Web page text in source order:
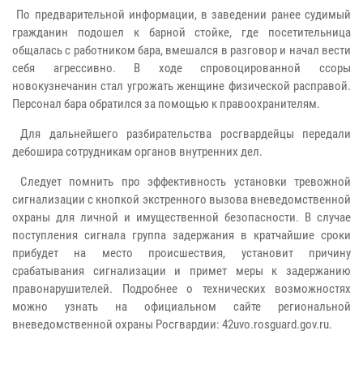
По предварительной информации, в заведении ранее судимый
гражданин подошел к барной стойке, где посетительница
общалась с работником бара, вмешался в разговор и начал вести
себя агрессивно. В ходе спровоцированной ссоры
новокузнечанин стал угрожать женщине физической расправой.
Персонал бара обратился за помощью к правоохранителям.
Для дальнейшего разбирательства росгвардейцы передали
дебошира сотрудникам органов внутренних дел.
Следует помнить про эффективность установки тревожной
сигнализации с кнопкой экстренного вызова вневедомственной
охраны для личной и имущественной безопасности. В случае
поступления сигнала группа задержания в кратчайшие сроки
прибудет на место происшествия, установит причину
срабатывания сигнализации и примет меры к задержанию
правонарушителей. Подробнее о технических возможностях
можно узнать на официальном сайте региональной
вневедомственной охраны Росгвардии: 42uvo.rosguard.gov.ru.